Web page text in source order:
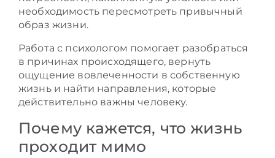
необходимость пересмотреть привычный
образ жизни.
Работа с психологом помогает разобраться
в причинах происходящего, вернуть
ощущение вовлеченности в собственную
жизнь и найти направления, которые
действительно важны человеку.
Почему кажется, что жизнь
проходит мимо